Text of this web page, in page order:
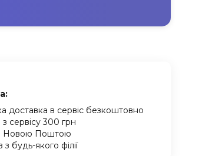
доставка в сервіс безкоштовно
сервісу 300 грн
Новою Поштою
з будь-якого філії